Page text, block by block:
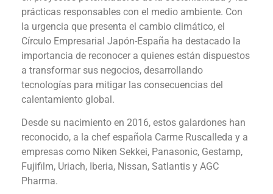
prácticas responsables con el medio ambiente. Con
la urgencia que presenta el cambio climático, el
Círculo Empresarial Japón-España ha destacado la
importancia de reconocer a quienes están dispuestos
a transformar sus negocios, desarrollando
tecnologías para mitigar las consecuencias del
calentamiento global.
Desde su nacimiento en 2016, estos galardones han
reconocido, a la chef española Carme Ruscalleda y a
empresas como Niken Sekkei, Panasonic, Gestamp,
Fujifilm, Uriach, Iberia, Nissan, Satlantis y AGC
Pharma.